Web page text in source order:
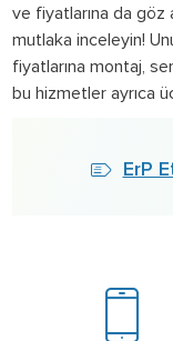
ve fiyatlarına da
mutlaka inceleyin!
fiyatlarına montaj,
bu hizmetler ayrıca
ErP